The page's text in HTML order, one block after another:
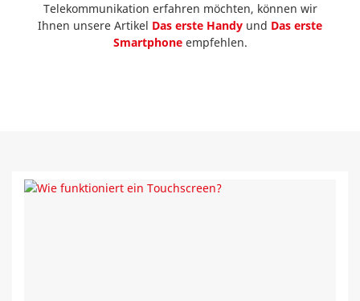
Telekommunikation erfahren möchten, können wir
Ihnen unsere Artikel Das erste Handy und Das erste
Smartphoneempfehlen.